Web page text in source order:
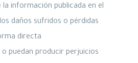
información publicada en el
daños sufridos o pérdidas
directa
puedan producir perjuicios